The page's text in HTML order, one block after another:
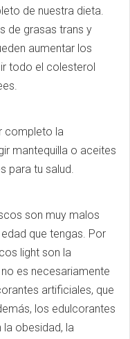
de nuestra dieta.
de grasas trans y
aumentar los
todo el colesterol
completo la
mantequilla o aceites
para tu salud.
son muy malos
que tengas. Por
light son la
es necesariamente
artificiales, que
los edulcorantes
obesidad, la